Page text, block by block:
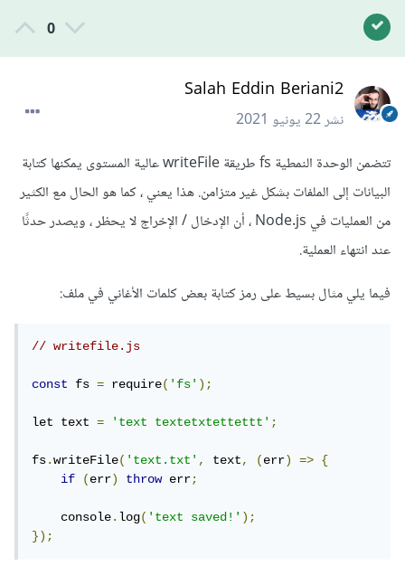
0
Salah Eddin Beriani2
نشر22 يونيو 2021
تتضمن الوحدة النمطية fs طريقة writeFile عالية المستوى يمكنها كتابة
البيانات إلى الملفات بشكل غير متزامن. هذا يعني ، كما هو الحال مع الكثير
من العمليات في Node.js ، أن الإدخال / الإخراج لا يحظر ، ويصدر حدثًا
عند انتهاء العملية.
فيما يلي مثال بسيط على رمز كتابة بعض كلمات الأغاني في ملف:
// writefile.js
const fs = require('fs');
let text = 'text textetxtettettt';
fs.writeFile('text.txt', text, (err) =>
{
if
(err) throw err;
    console
.log('text saved!');
});